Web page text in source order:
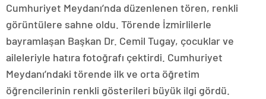
Cumhuriyet Meydanı’nda düzenlenen tören, renkli
görüntülere sahne oldu. Törende İzmirlilerle
bayramlaşan Başkan Dr. Cemil Tugay, çocuklar ve
aileleriyle hatıra fotoğrafı çektirdi. Cumhuriyet
Meydanı’ndaki törende ilk ve orta öğretim
öğrencilerinin renkli gösterileri büyük ilgi gördü.